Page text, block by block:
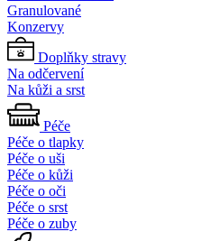
Granulované
Konzervy
Doplňky stravy
Na odčervení
Na kůži a srst
Péče
Péče o tlapky
Péče o uši
Péče o kůži
Péče o oči
Péče o srst
Péče o zuby